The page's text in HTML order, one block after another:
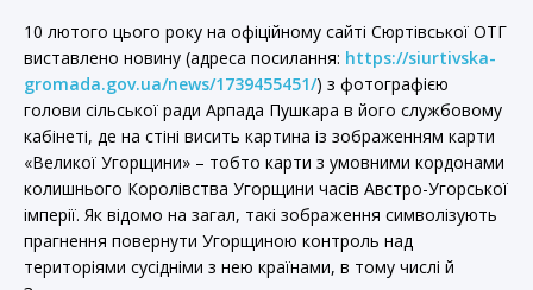
10 лютого цього року на офіційному сайті Сюртівської ОТГ
виставлено новину (адреса посилання: https://siurtivska-
gromada.gov.ua/news/1739455451/) з фотографією
голови сільської ради Арпада Пушкара в його службовому
кабінеті, де на стіні висить картина із зображенням карти
«Великої Угорщини» – тобто карти з умовними кордонами
колишнього Королівства Угорщини часів Австро-Угорської
імперії. Як відомо на загал, такі зображення символізують
прагнення повернути Угорщиною контроль над
територіями сусідніми з нею країнами, в тому числі й